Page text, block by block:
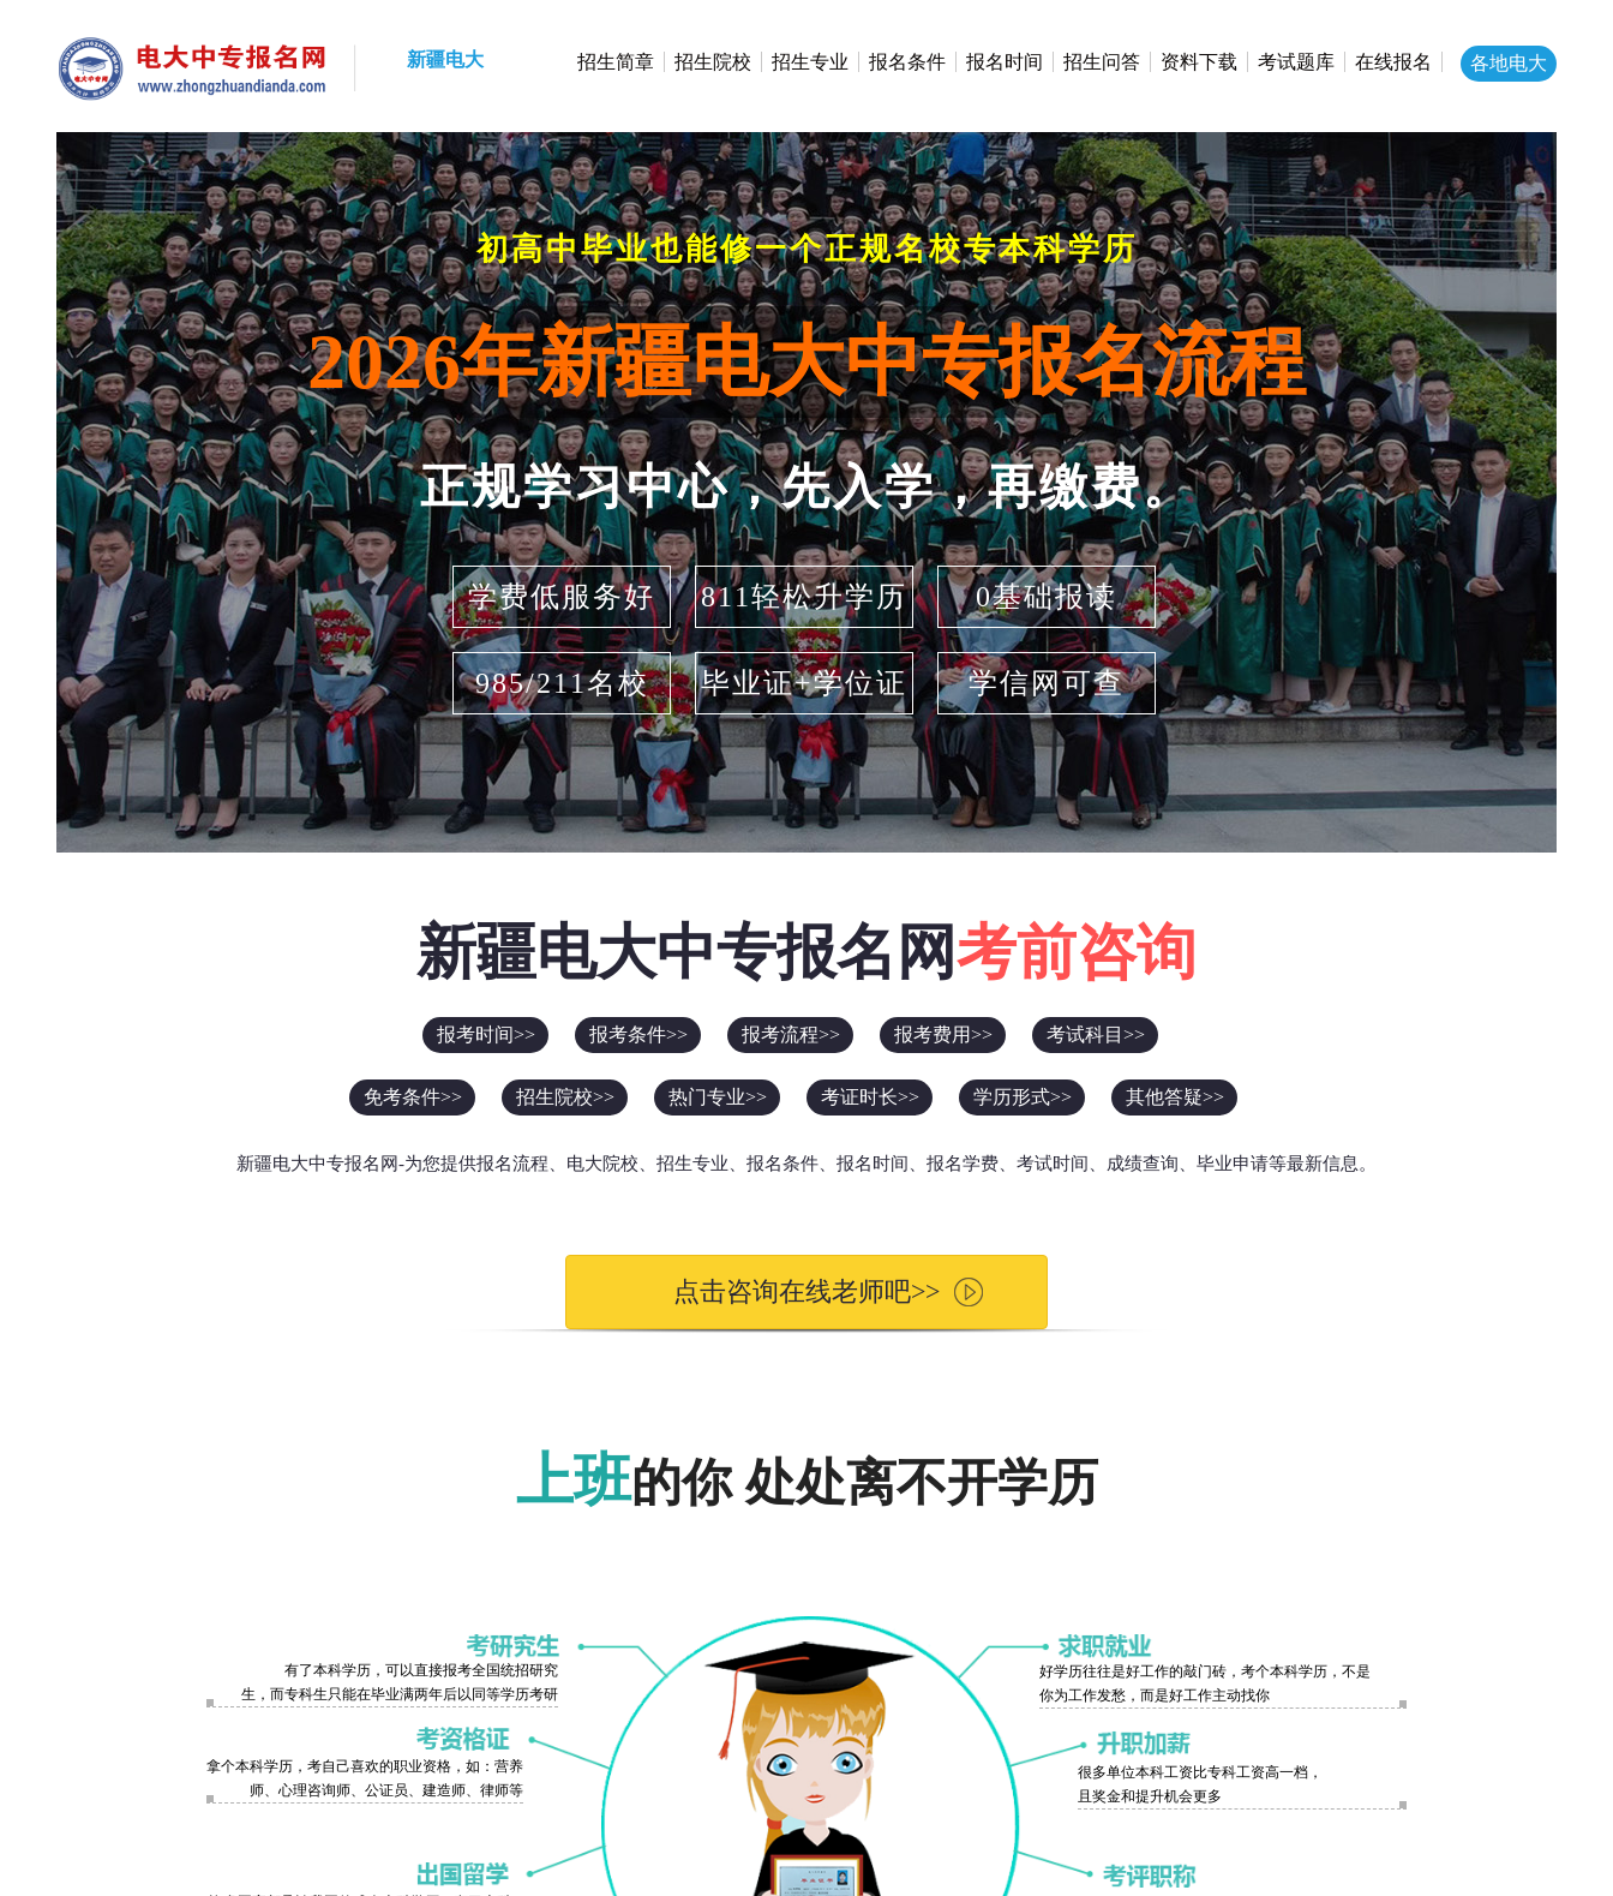
新疆电大 招生简章 招生院校 招生专业 报名条件 报名时间 招生问答 资料下载 考试题库 在线报名 各地电大
初高中毕业也能修一个正规名校专本科学历
2026年新疆电大中专报名流程
正规学习中心，先入学，再缴费。
学费低服务好 811轻松升学历 0基础报读
985/211名校 毕业证+学位证 学信网可查
新疆电大中专报名网考前咨询
报考时间>> 报考条件>> 报考流程>> 报考费用>> 考试科目>>
免考条件>> 招生院校>> 热门专业>> 考证时长>> 学历形式>> 其他答疑>>
新疆电大中专报名网-为您提供报名流程、电大院校、招生专业、报名条件、报名时间、报名学费、考试时间、成绩查询、毕业申请等最新信息。
点击咨询在线老师吧>>
上班的你 处处离不开学历
有了本科学历，可以直接报考全国统招研究
生，而专科生只能在毕业满两年后以同等学历考研
拿个本科学历，考自己喜欢的职业资格，如：营养
师、心理咨询师、公证员、建造师、律师等
好学历往往是好工作的敲门砖，考个本科学历，不是
你为工作发愁，而是好工作主动找你
很多单位本科工资比专科工资高一档，
且奖金和提升机会更多